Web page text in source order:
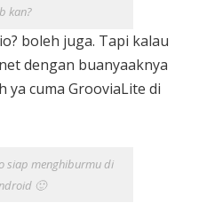
kan?
boleh juga. Tapi kalau
dengan buanyaaknya
ya cuma GrooviaLite di
siap menghiburmu di
🙂